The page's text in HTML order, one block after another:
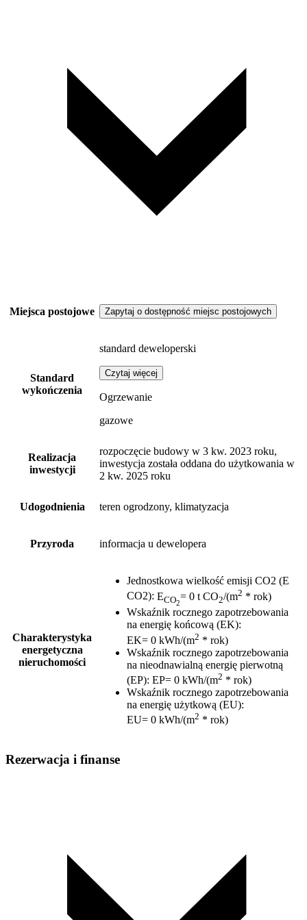
Miejsca postojowe Zapytaj o dostępność miejsc postojowych
Standard
wykończenia
standard deweloperski
Czytaj więcej
Ogrzewanie
gazowe
Realizacja
inwestycji
rozpoczęcie budowy w 3 kw. 2023 roku,
inwestycja została oddana do użytkowania w
2 kw. 2025 roku
Udogodnienia teren ogrodzony, klimatyzacja
Przyroda informacja u dewelopera
Charakterystyka
energetyczna
nieruchomości
Jednostkowa wielkość emisji CO2 (E
CO2): ECO2
= 0 t CO2/(m2 * rok)
Wskaźnik rocznego zapotrzebowania
na energię końcową (EK):
EK= 0 kWh/(m2 * rok)
Wskaźnik rocznego zapotrzebowania
na nieodnawialną energię pierwotną
(EP): EP= 0 kWh/(m2 * rok)
Wskaźnik rocznego zapotrzebowania
na energię użytkową (EU):
EU= 0 kWh/(m2 * rok)
Rezerwacja i finanse